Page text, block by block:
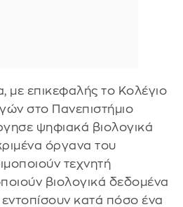
με επικεφαλής το Κολέγιο
στο Πανεπιστήμιο
ψηφιακά βιολογικά
όργανα του
τεχνητή
βιολογικά δεδομένα
κατά πόσο ένα